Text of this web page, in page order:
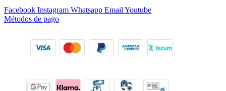
Facebook Instagram Whatsapp Email Youtube
Métodos de pago